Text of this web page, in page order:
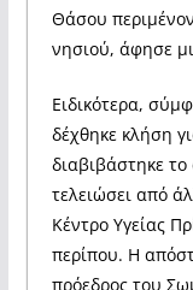
Θάσου
νησιού, άφησε
Ειδικότερα,
δέχθηκε κλήση
διαβιβάστηκε
τελειώσει από
Κέντρο Υγείας
περίπου. Η
πρόεδρος του